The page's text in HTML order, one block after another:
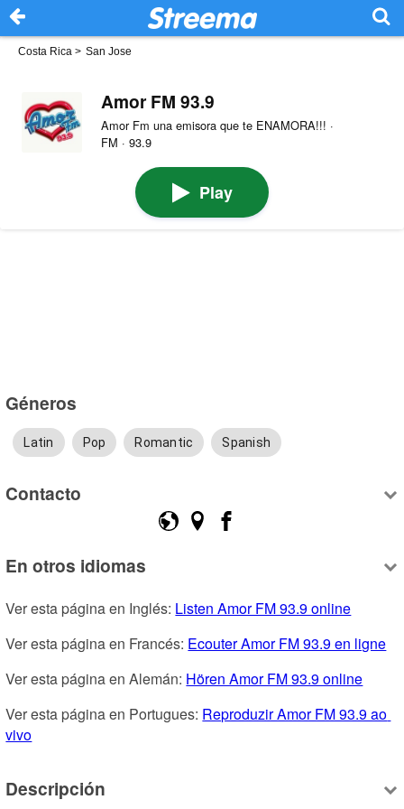
Costa Rica > San Jose
Amor FM 93.9
Amor Fm una emisora que te ENAMORA!!! ·
FM · 93.9
Play
Géneros
Latin Pop Romantic Spanish
Contacto
En otros idiomas
Ver esta página en Inglés: Listen Amor FM 93.9 online
Ver esta página en Francés: Ecouter Amor FM 93.9 en ligne
Ver esta página en Alemán: Hören Amor FM 93.9 online
Ver esta página en Portugues: Reproduzir Amor FM 93.9 ao
vivo
Descripción